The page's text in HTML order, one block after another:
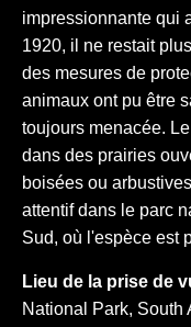
impressionnante qui
1920, il ne restait
des mesures de
animaux ont pu être
toujours menacée.
dans des prairies
boisées ou
attentif dans le parc
Sud, où l'espèce est
Lieu de la prise de
National Park, South